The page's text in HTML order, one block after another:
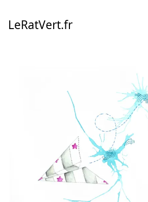
Content
LeRatVert.fr